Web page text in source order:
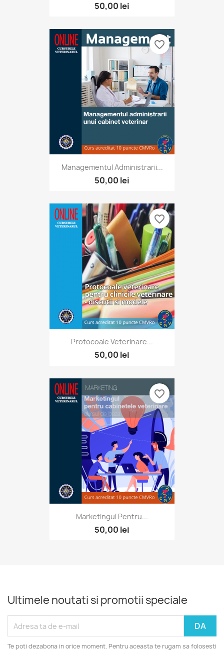
50,00 lei
Managementul Administrarii...
50,00 lei
favorite_border
Protocoale Veterinare...
50,00 lei
favorite_border
Marketingul Pentru...
50,00 lei
favorite_border
Ultimele noutati si promotii speciale
Te poti dezabona in orice moment. Pentru aceasta te rugam sa folosesti